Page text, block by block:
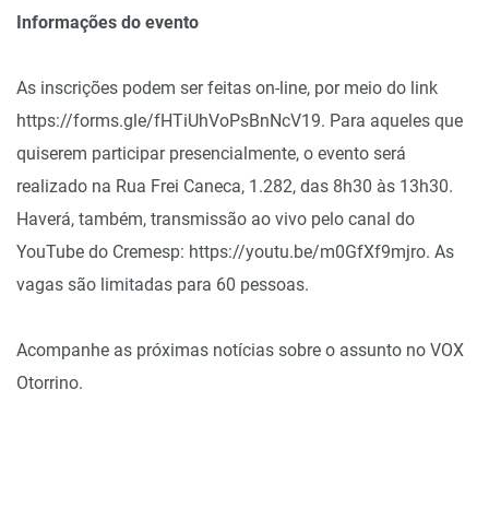
Informações do evento
As inscrições podem ser feitas on-line, por meio do link
https://forms.gle/fHTiUhVoPsBnNcV19. Para aqueles que
quiserem participar presencialmente, o evento será
realizado na Rua Frei Caneca, 1.282, das 8h30 às 13h30.
Haverá, também, transmissão ao vivo pelo canal do
YouTube do Cremesp: https://youtu.be/m0GfXf9mjro. As
vagas são limitadas para 60 pessoas.
Acompanhe as próximas notícias sobre o assunto no VOX
Otorrino.